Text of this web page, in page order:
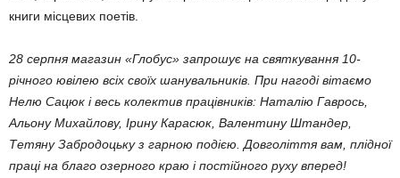
книги місцевих поетів.
28 серпня магазин «Глобус» запрошує на святкування 10-
річного ювілею всіх своїх ша­нувальників. При нагоді віта­ємо
Нелю Сацюк і весь колек­тив працівників: Наталію Гав­рось,
Альону Михайлову, Ірину Карасюк, Валентину Штан­дер,
Тетяну Забродоцьку з гар­ною подією. Довголіття вам, плід­ної
праці на благо озерного краю і постійного руху вперед!